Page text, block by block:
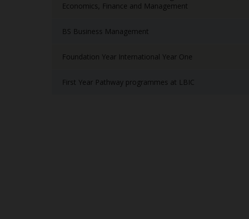
Economics, Finance and Management
BS Business Management
Foundation Year International Year One
First Year Pathway programmes at LBIC